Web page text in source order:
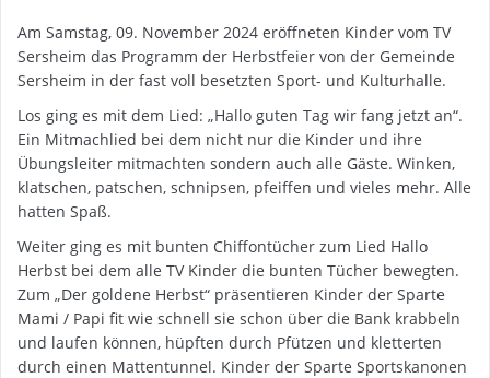
Am Samstag, 09. November 2024 eröffneten Kinder vom TV
Sersheim das Programm der Herbstfeier von der Gemeinde
Sersheim in der fast voll besetzten Sport- und Kulturhalle.
Los ging es mit dem Lied: „Hallo guten Tag wir fang jetzt an“.
Ein Mitmachlied bei dem nicht nur die Kinder und ihre
Übungsleiter mitmachten sondern auch alle Gäste. Winken,
klatschen, patschen, schnipsen, pfeiffen und vieles mehr. Alle
hatten Spaß.
Weiter ging es mit bunten Chiffontücher zum Lied Hallo
Herbst bei dem alle TV Kinder die bunten Tücher bewegten.
Zum „Der goldene Herbst“ präsentieren Kinder der Sparte
Mami / Papi fit wie schnell sie schon über die Bank krabbeln
und laufen können, hüpften durch Pfützen und kletterten
durch einen Mattentunnel. Kinder der Sparte Sportskanonen